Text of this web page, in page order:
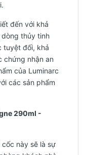
đến với khả
thủy tinh
tuyệt đối, khả
chứng nhận an
của Luminarc
các sản phẩm
290ml -
này sẽ là sự